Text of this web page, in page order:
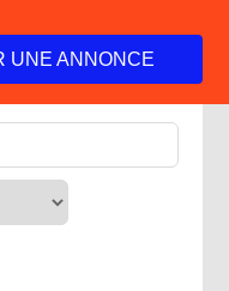
UNE ANNONCE